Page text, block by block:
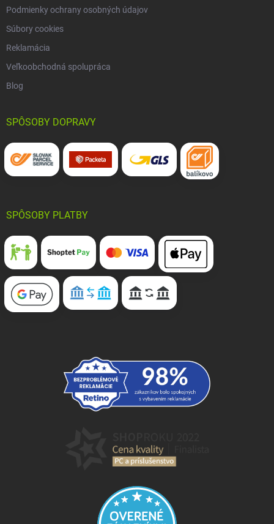
Podmienky ochrany osobných údajov
Súbory cookies
Reklamácia
Veľkoobchodná spolupráca
Blog
SPÔSOBY DOPRAVY
SPÔSOBY PLATBY